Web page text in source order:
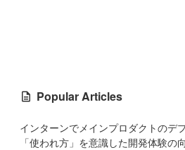
Popular Articles
インターンでメインプロダクトのデ
「使われ方」を意識した開発体験の